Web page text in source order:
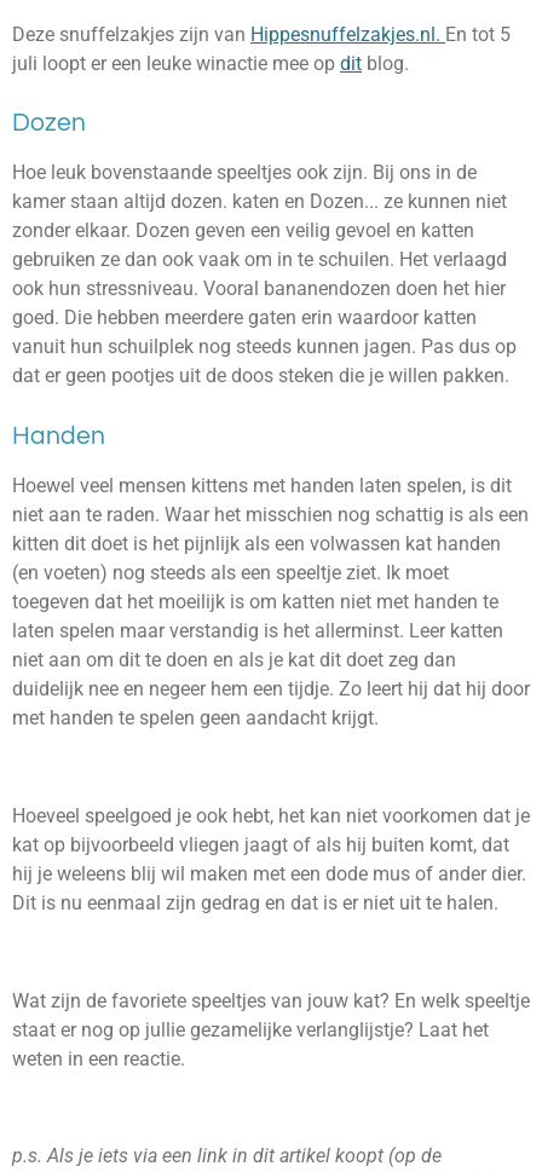
Deze snuffelzakjes zijn van Hippesnuffelzakjes.nl. En tot 5
juli loopt er een leuke winactie mee op dit blog.
Dozen
Hoe leuk bovenstaande speeltjes ook zijn. Bij ons in de
kamer staan altijd dozen. katen en Dozen... ze kunnen niet
zonder elkaar. Dozen geven een veilig gevoel en katten
gebruiken ze dan ook vaak om in te schuilen. Het verlaagd
ook hun stressniveau. Vooral bananendozen doen het hier
goed. Die hebben meerdere gaten erin waardoor katten
vanuit hun schuilplek nog steeds kunnen jagen. Pas dus op
dat er geen pootjes uit de doos steken die je willen pakken.
Handen
Hoewel veel mensen kittens met handen laten spelen, is dit
niet aan te raden. Waar het misschien nog schattig is als een
kitten dit doet is het pijnlijk als een volwassen kat handen
(en voeten) nog steeds als een speeltje ziet. Ik moet
toegeven dat het moeilijk is om katten niet met handen te
laten spelen maar verstandig is het allerminst. Leer katten
niet aan om dit te doen en als je kat dit doet zeg dan
duidelijk nee en negeer hem een tijdje. Zo leert hij dat hij door
met handen te spelen geen aandacht krijgt.
Hoeveel speelgoed je ook hebt, het kan niet voorkomen dat je
kat op bijvoorbeeld vliegen jaagt of als hij buiten komt, dat
hij je weleens blij wil maken met een dode mus of ander dier.
Dit is nu eenmaal zijn gedrag en dat is er niet uit te halen.
Wat zijn de favoriete speeltjes van jouw kat? En welk speeltje
staat er nog op jullie gezamelijke verlanglijstje? Laat het
weten in een reactie.
p.s. Als je iets via een link in dit artikel koopt (op de